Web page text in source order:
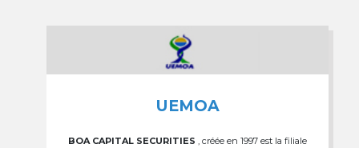
UEMOA
BOA CAPITAL SECURITIES , créée en 1997 est la filiale